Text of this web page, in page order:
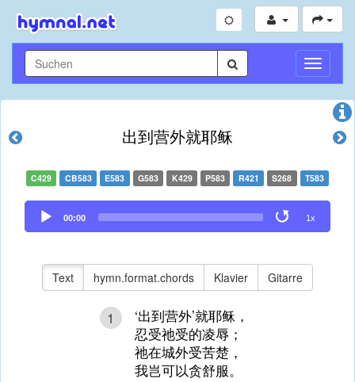
出到营外就耶稣
C429 CB583 E583 G583 K429 P583 R421 S268 T583
Audio
Player
00:00 1x
Text hymn.format.chords Klavier Gitarre
1
‘出到营外’就耶稣，
忍受祂受的凌辱；
祂在城外受苦楚，
我岂可以贪舒服。